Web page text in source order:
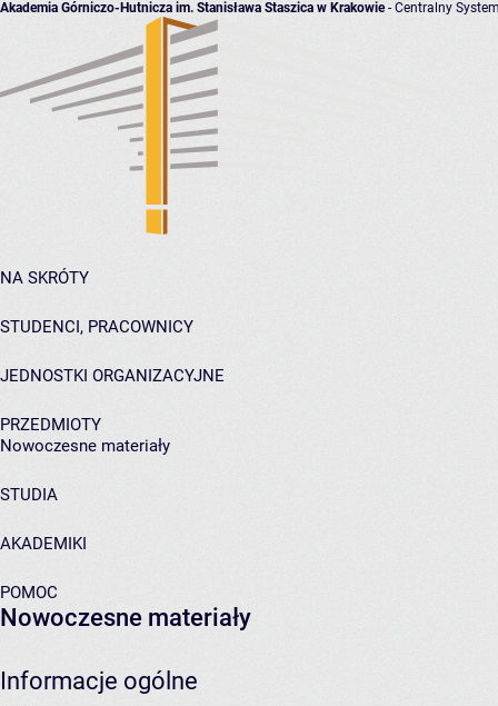
Akademia Górniczo-Hutnicza im. Stanisława Staszica w Krakowie- Centralny
NA SKRÓTY
STUDENCI, PRACOWNICY
JEDNOSTKI ORGANIZACYJNE
PRZEDMIOTY
Nowoczesne materiały
STUDIA
AKADEMIKI
POMOC
Nowoczesne materiały
Informacje ogólne